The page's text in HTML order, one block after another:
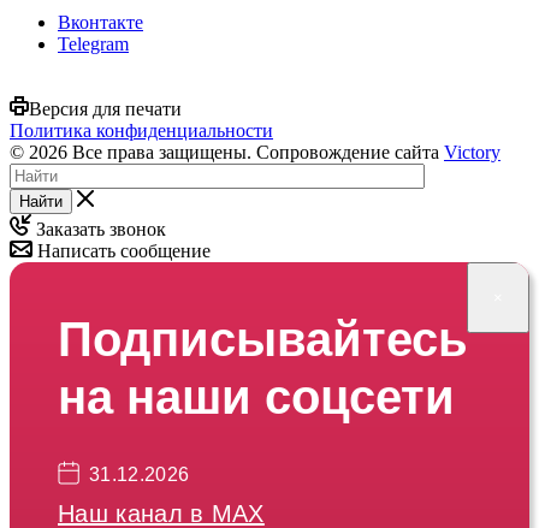
Вконтакте
Telegram
Версия для печати
Политика конфиденциальности
© 2026 Все права защищены. Сопровождение сайта Victory
Найти
Заказать звонок
Написать сообщение
Подписывайтесь
на наши соцсети
31.12.2026
Наш канал в МАХ